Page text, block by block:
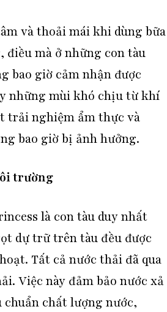
và thoải mái khi dùng bữa
mà ở những con tàu
bao giờ cảm nhận được
những mùi khó chịu từ khí
trải nghiệm ẩm thực và
bao giờ bị ảnh hưởng.
trường
là con tàu duy nhất
dự trữ trên tàu đều được
Tất cả nước thải đã qua
Việc này đảm bảo nước xả
chuẩn chất lượng nước,